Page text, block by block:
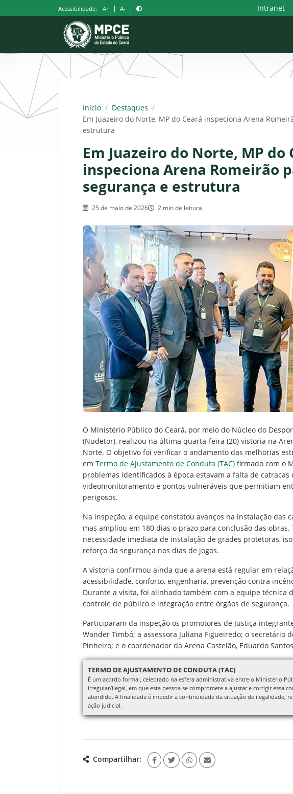
para
Acessibilidade: A+ | A- | Intranet
Início / Destaques /
Em Juazeiro do Norte, MP do Ceará inspeciona Arena
estrutura
Em Juazeiro do Norte, MP do
inspeciona Arena Romeirão
segurança e estrutura
25 de maio de 2026 2 min de leitura
O Ministério Público do Ceará, por meio do Núcleo do
(Nudetor), realizou na última quarta-feira (20) vistoria na
Norte. O objetivo foi verificar o andamento das melhorias
em Termo de Ajustamento de Conduta (TAC) firmado com o
problemas identificados à época estavam a falta de catracas
videomonitoramento e pontos vulneráveis que permitiam
perigosos.
Na inspeção, a equipe constatou avanços na instalação das
mas ampliou em 180 dias o prazo para conclusão das
necessidade imediata de instalação de grades protetoras,
reforço da segurança nos dias de jogos.
A vistoria confirmou ainda que a arena está regular em
acessibilidade, conforto, engenharia, prevenção contra
Durante a visita, foi alinhado também com a equipe técnica
controle de público e integração entre órgãos de segurança.
Participaram da inspeção os promotores de Justiça
Wander Timbó; a assessora Juliana Figueiredo; o secretário
Pinheiro; e o coordenador da Arena Castelão, Eduardo
TERMO DE AJUSTAMENTO DE CONDUTA (TAC)
É um acordo formal, celebrado na esfera administrativa entre o Ministério
irregular/ilegal, em que esta pessoa se compromete a ajustar e corrigir essa
atendido. A finalidade é impedir a continuidade da situação de ilegalidade,
ação judicial.
Compartilhar: